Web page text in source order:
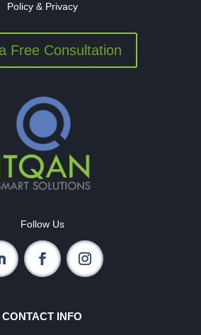
Policy & Privacy
Free Consultation
Follow Us
CONTACT INFO